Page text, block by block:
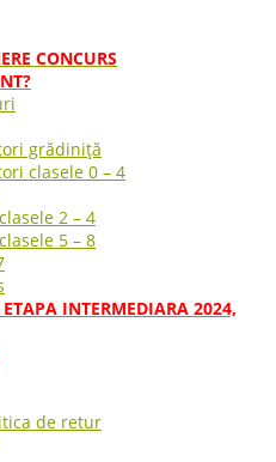
CONCURS
grădiniță
clasele 0 – 4
2 – 4
5 – 8
ETAPA INTERMEDIARA 2024,
de retur